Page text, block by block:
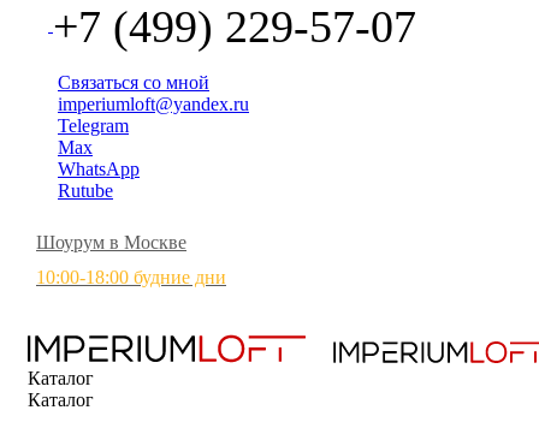
+7 (499) 229-57-07
Связаться со мной
imperiumloft@yandex.ru
Telegram
Max
WhatsApp
Rutube
Шоурум в Москве
10:00-18:00 будние дни
Каталог
Каталог